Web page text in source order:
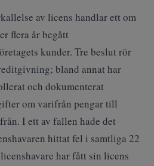
av licens handlar ett om
flera år begått
kunder. Tre beslut rör
bland annat har
och dokumenterat
om varifrån pengar till
I ett av fallen hade det
hittat fel i samtliga 22
har fått sin licens